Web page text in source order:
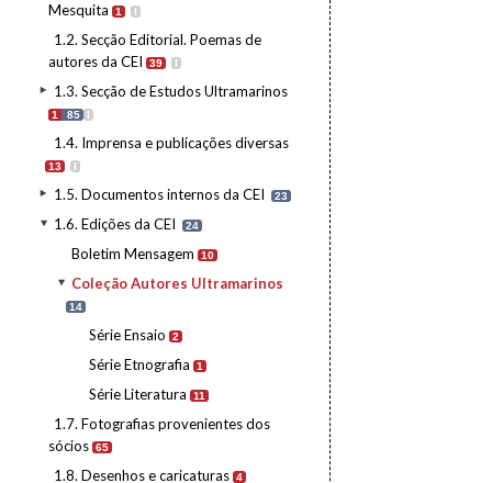
Mesquita
1 I
1.2. Secção Editorial. Poemas de
autores da CEI
39 I
1.3. Secção de Estudos Ultramarinos
1 85 I
1.4. Imprensa e publicações diversas
13 I
1.5. Documentos internos da CEI 23
1.6. Edições da CEI 24
Boletim Mensagem 10
Coleção Autores Ultramarinos
14
Série Ensaio 2
Série Etnografia 1
Série Literatura 11
1.7. Fotografias provenientes dos
sócios 65
1.8. Desenhos e caricaturas 4